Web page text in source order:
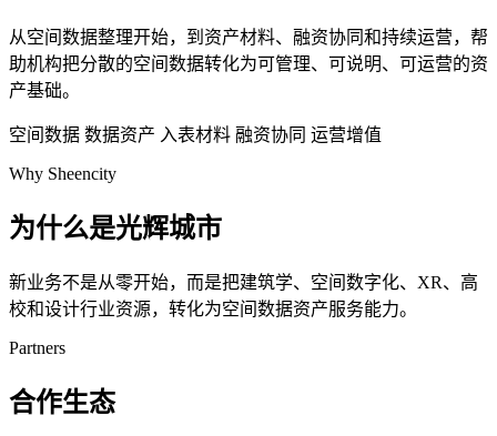
从空间数据整理开始，到资产材料、融资协同和持续运营，帮
助机构把分散的空间数据转化为可管理、可说明、可运营的资
产基础。
空间数据 数据资产 入表材料 融资协同 运营增值
Why Sheencity
为什么是光辉城市
新业务不是从零开始，而是把建筑学、空间数字化、XR、高
校和设计行业资源，转化为空间数据资产服务能力。
Partners
合作生态